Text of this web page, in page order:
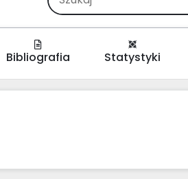
Bibliografia Statystyki